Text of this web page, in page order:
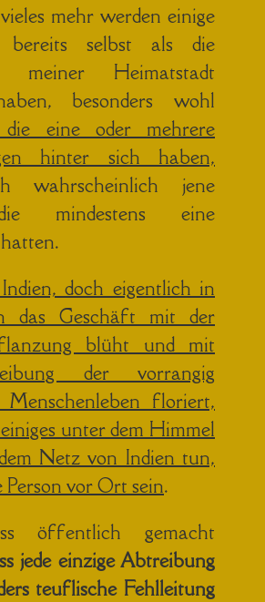
mehr werden einige
bereits selbst als die
meiner Heimatstadt
besonders wohl
die eine oder mehrere
hinter sich haben,
wahrscheinlich jene
mindestens eine
doch eigentlich in
das Geschäft mit der
blüht und mit
der vorrangig
floriert,
unter dem Himmel
Netz von Indien tun,
Person vor Ort sein.
öffentlich gemacht
jede einzige Abtreibung
teuflische Fehlleitung